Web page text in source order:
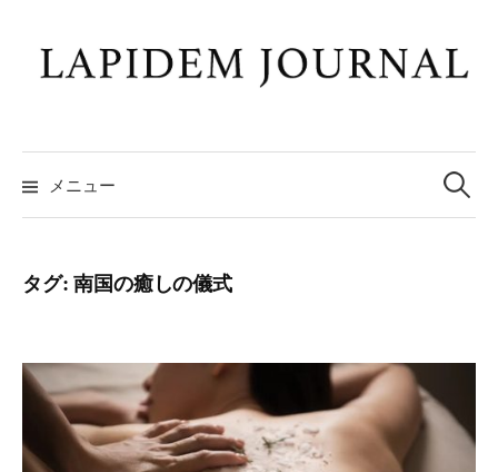
ス
キ
プ
メニュー
検
索:
タグ:南国の癒しの儀式